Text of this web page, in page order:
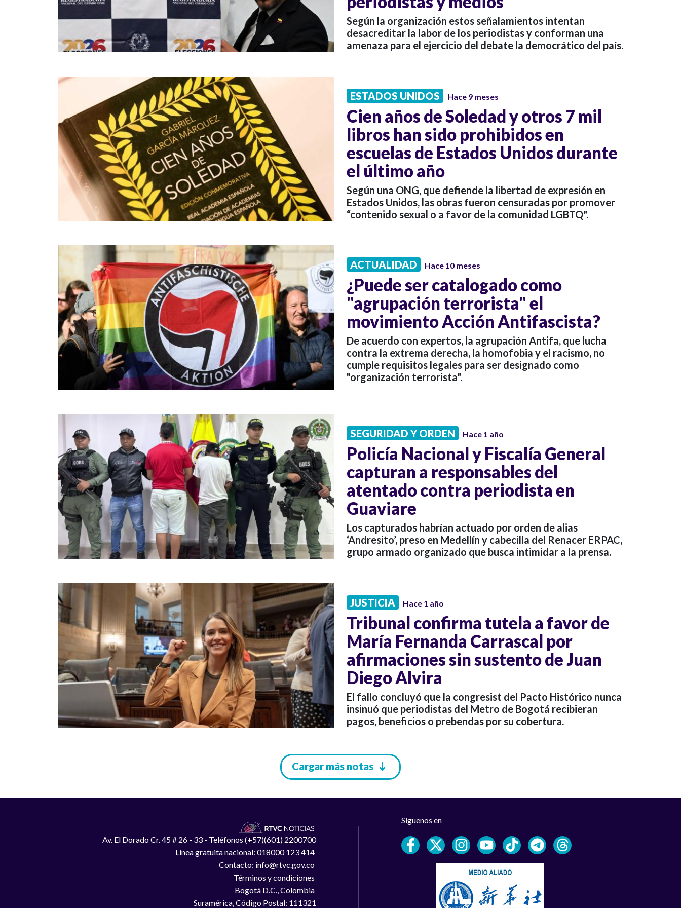
Según la organización estos señalamientos intentan
desacreditar la labor de los periodistas y conforman una
amenaza para el ejercicio del debate la democrático del país.
ESTADOS UNIDOS Hace 9 meses
Cien años de Soledad y otros 7 mil
libros han sido prohibidos en
escuelas de Estados Unidos durante
el último año
Según una ONG, que defiende la libertad de expresión en
Estados Unidos, las obras fueron censuradas por promover
“contenido sexual o a favor de la comunidad LGBTQ".
ACTUALIDAD Hace 10 meses
¿Puede ser catalogado como
"agrupación terrorista" el
movimiento Acción Antifascista?
De acuerdo con expertos, la agrupación Antifa, que lucha
contra la extrema derecha, la homofobia y el racismo, no
cumple requisitos legales para ser designado como
"organización terrorista".
SEGURIDAD Y ORDEN Hace 1 año
Policía Nacional y Fiscalía General
capturan a responsables del
atentado contra periodista en
Guaviare
Los capturados habrían actuado por orden de alias
‘Andresito’, preso en Medellín y cabecilla del Renacer ERPAC,
grupo armado organizado que busca intimidar a la prensa.
JUSTICIA Hace 1 año
Tribunal confirma tutela a favor de
María Fernanda Carrascal por
afirmaciones sin sustento de Juan
Diego Alvira
El fallo concluyó que la congresist del Pacto Histórico nunca
insinuó que periodistas del Metro de Bogotá recibieran
pagos, beneficios o prebendas por su cobertura.
Cargar más notas
Av. El Dorado Cr. 45 # 26 - 33 - Teléfonos (+57)(601) 2200700
Línea gratuita nacional: 018000 123 414
Contacto: info@rtvc.gov.co
Términos y condiciones
Bogotá D.C., Colombia
Suramérica, Código Postal: 111321
Síguenos en